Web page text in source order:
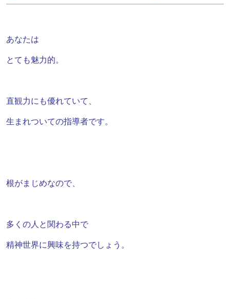
あなたは
とても魅力的。
直観力にも優れていて、
生まれついての指導者です。
根がまじめなので、
多くの人と関わる中で
精神世界に興味を持つでしょう。